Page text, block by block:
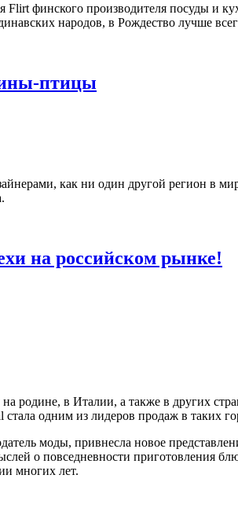
Flirt финского производителя посуды и
народов, в Рождество лучше
птицы
как ни один другой регион в
на российском рынке!
на родине, в Италии, а также в других
стала одним из лидеров продаж в
моды, привнесла новое
о повседневности приготовления
многих лет.